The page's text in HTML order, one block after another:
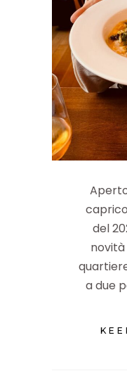
del
a due